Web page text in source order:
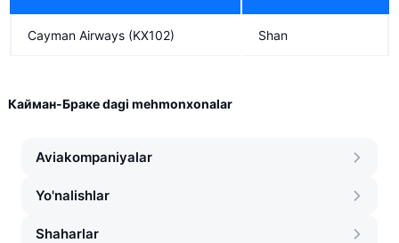
Cayman Airways (KX102) Shan
Кайман-Браке dagi mehmonxonalar
Aviakompaniyalar
Yo'nalishlar
Shaharlar